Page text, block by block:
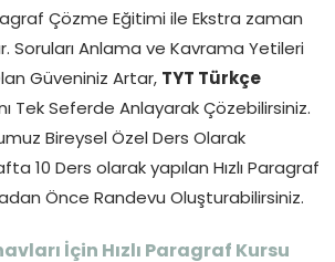
Çözme Eğitimi ile Ekstra zaman
Soruları Anlama ve Kavrama Yetileri
Güveniniz Artar, TYT Türkçe
Tek Seferde Anlayarak Çözebilirsiniz.
Bireysel Özel Ders Olarak
10 Ders olarak yapılan Hızlı Paragraf
Önce Randevu Oluşturabilirsiniz.
İçin Hızlı Paragraf Kursu